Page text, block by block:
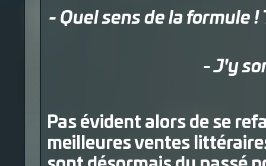
- Quel sens de la formule
- J'y
Pas évident alors de se
meilleures ventes